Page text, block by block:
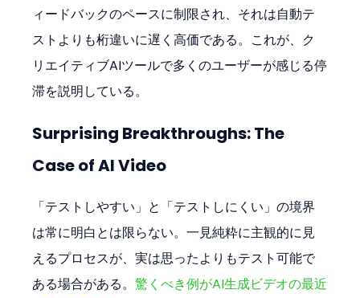
ィードバックのペースに制限され、それは自動テ
ストよりも桁違いに遅く高価である。これが、ク
リエイティブAIツールで多くのユーザーが感じる停
滞を説明している。
Surprising Breakthroughs: The
Case of AI Video
「テストしやすい」と「テストしにくい」の境界
は常に明白とは限らない。一見純粋に主観的に見
えるプロセスが、実は思ったよりもテスト可能で
ある場合がある。驚くべき例がAI生成ビデオの最近